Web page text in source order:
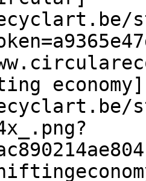
economy]